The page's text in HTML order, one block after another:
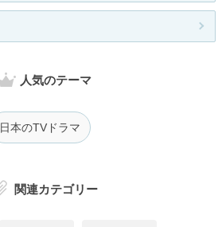
人気のテーマ
日本のTVドラマ
関連カテゴリー